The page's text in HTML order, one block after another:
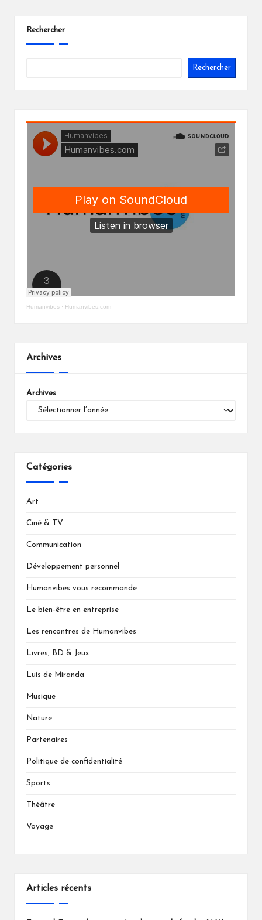
Rechercher
Rechercher
Humanvibes · Humanvibes.com
Archives
Archives
Catégories
Art
Ciné & TV
Communication
Développement personnel
Humanvibes vous recommande
Le bien-être en entreprise
Les rencontres de Humanvibes
Livres, BD & Jeux
Luis de Miranda
Musique
Nature
Partenaires
Politique de confidentialité
Sports
Théâtre
Voyage
Articles récents